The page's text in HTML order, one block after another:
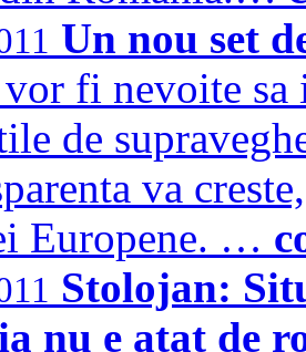
Un nou set
fi nevoite sa
de
va
Europene. …
Stolojan:
nu e atat de